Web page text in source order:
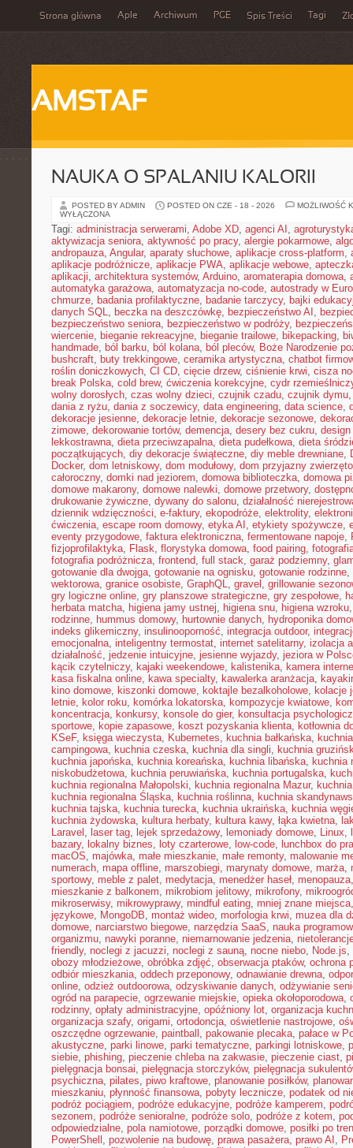
Strona główna Aple Archiwum PGE Spis Treści Tagi
AMSTAF
NAUKA O SPALANIU KALORII
POSTED BY ADMIN POSTED ON CZE - 18 - 2026
MOŻLIWOŚĆ
WYŁĄCZONA
Tagi: administracja serwerami, Adobe XD, agenci AI ,
aktywizacja seniora, aktywność po pracy, alergie pokarmowe,
andropauza, Angular, aparaty słuchowe, aplikacje cross-platform,
aplikacje podróżnicze, aplikacje PWA, aplikacje webowe,
aplikacji, architektura systemów, Arduino, aromaterapia domowa,
automatyka garażowa, automatyzacja no-code, autostrady w
chmurze, badania profilaktyczne, badanie tarczycy, bajki
danych SQL, beczka na deszczówkę, bezpieczeństwo AI ,
bezpieczeństwo seniora, bezpieczeństwo w podróży,
wiercenie, bieganie rekreacyjne, bieganie trailowe, bikepacking,
handmade, ból barku, ból kolana, ból pleców, Boże Narodzenie
bushcraft, buty trekkingowe, ceramika artystyczna, chatbot
roślin doniczkowych, CI CD, cięcie drzew, ciśnienie krwi, cisza
break Polska, cold brew, ćwiczenia korekcyjne, cydr
wolny dorosłych, czas wolny dzieci, czujnik czadu, czujnik dymu
dania z ryżu, dania z soczewicy, data engineering, data science,
dekoracje jesienne, dekoracje letnie, dekoracje sezonowe,
zimowe, dekorowanie tortów, demencja, desery bez cukru,
lekkostrawna, dieta przeciwzapalna, dieta pudełkowa, dieta
początkujących, diy dekoracje świąteczne, diy meble drewniane,
Docker, dom letniskowy, dom modułowy, dom przyjazny
całoroczny, domki nad jeziorem, domowa biblioteczka, domowa
domowe makarony, domowe nalewki, domowe przetwory,
drukowanie żywiczne, dywany do salonu, działalność
dziennik wdzięczności, e-faktury, ekopodróże, elektrolity,
ćwiczenia, escape room domowy, etyka AI , etykiety spożywcze,
eventy przygodowe, faktura elektroniczna, fermentowane napoje,
fizjoprofilaktyka, Flask, florystyka domowa, food pairing,
fotografia podróżnicza, frontend, full stack, garaż podziemny,
gotowanie dla dwojga, gotowanie na ognisku, gotowanie rodzinne,
wektorowa, granice osobiste, GraphQL, gravel , grillowanie
gry logiczne online, gry planszowe strategiczne, gry zespołowe,
herbata matcha, higiena jamy ustnej, higiena snu, higiena wzroku
rodzinne, hummus domowy, hurtownie danych, hydroponika
indeks glikemiczny, insulinooporność, integracja outdoor,
emocjonalna, inteligentny termostat, internet satelitarny, izolacja
działalność, jedzenie intuicyjne, jesienne wyjazdy, jeziora w
kącik czytelniczy, kajaki weekendowe, kalistenika, kamera
kasa fiskalna online, kawa specialty, kawalerka aranżacja,
kino domowe, kiszonki domowe, koktajle bezalkoholowe, kolacje
letnie, kolor roku, komórka lokatorska, kompozycje kwiatowe,
koncentracja, konkursy, konsole do gier, konsultacja
sportowe, kopie zapasowe, koszt pozyskania klienta, kotłownia
KSeF, księga wieczysta, Kubernetes, kuchnia bałkańska,
campingowa, kuchnia czeska, kuchnia dla singli, kuchnia
kuchnia japońska, kuchnia koreańska, kuchnia libańska, kuchnia
niskobudżetowa, kuchnia peruwiańska, kuchnia portugalska,
kuchnia regionalna Małopolski, kuchnia regionalna Mazur,
kuchnia regionalna Śląska, kuchnia roślinna, kuchnia
kuchnia tajska, kuchnia turecka, kuchnia ukraińska, kuchnia
kuchnia żydowska, kultura herbaty, kultura kawy, łąka kwietna,
Laravel , laser tag, lejek sprzedażowy, lemoniady domowe, Linux,
bazary, lokalny biznes, loty czarterowe, low-code, lunchbox do
macOS, majówka, małe mieszkanie, małe remonty, malowanie
numerach, mapa offline, marszobiegi, marynaty domowe, marża,
sportowy, meble z palet, medytacja, menedżer haseł, menopauza
mieszkanie z balkonem, mikrobiom jelitowy, mikrofony,
mikroserwisy, mikrowyprawy, mindful eating, mniej znane miejsca
językowe, MongoDB, montaż wideo, morfologia krwi, muzea dla
domowe, narciarstwo biegowe, narzędzia SaaS, nauka
organizmu, nawyki poranne, niemarnowanie jedzenia,
friendly, noclegi z jacuzzi, noclegi z sauną, nocne niebo, Node.js,
obozy młodzieżowe, obróbka zdjęć, obserwacja ptaków, ochrona
odbiór mieszkania, oddech przeponowy, odnawianie drewna,
online, odzież outdoorowa, odzyskiwanie danych, odżywianie
ogród na parapecie, ogrzewanie miejskie, opieka okołoporodowa,
rodzinny, opłaty administracyjne, opóźniony lot, organizacja
organizacja szafy, origami, ortodoncja, oświetlenie nastrojowe,
oszczędne ogrzewanie, paintball , pakowanie plecaka, pałace w
akustyczne, parki linowe, parki tematyczne, parkingi lotniskowe,
siebie, phishing, pieczenie chleba na zakwasie, pieczenie ciast,
pielęgnacja bonsai, pielęgnacja storczyków, pielęgnacja
psychiczna, pilates, piwo kraftowe, planowanie posiłków,
mieszkaniu, płynność finansowa, pobyty lecznicze, podatek od
podróż pociągiem, podróże edukacyjne, podróże kamperem,
sezonem, podróże senioralne, podróże solo, podróże z kotem,
odpowiedzialne, pola namiotowe, porządki domowe, posiłki po
PowerShell , pozwolenie na budowę, prawa pasażera, prawo AI ,